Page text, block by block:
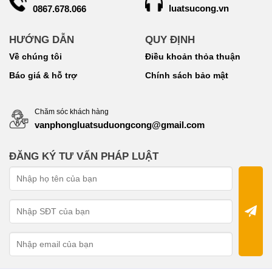
0867.678.066
HƯỚNG DẪN
Về chúng tôi
Báo giá & hỗ trợ
luatsucong.vn
QUY ĐỊNH
Điều khoản thỏa thuận
Chính sách bảo mật
Chăm sóc khách hàng
vanphongluatsuduongcong@gmail.com
ĐĂNG KÝ TƯ VẤN PHÁP LUẬT